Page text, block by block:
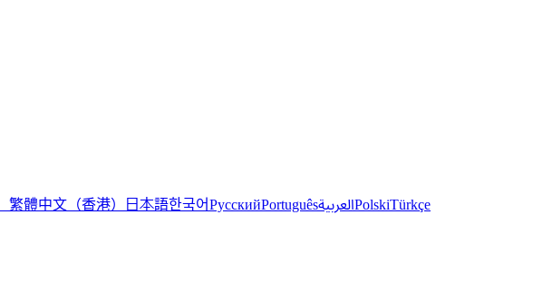
繁體中文（香港） 日本語한국어РусскийPortuguêsالعربيةPolskiTürkçe